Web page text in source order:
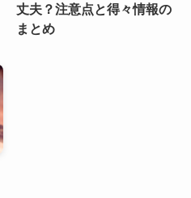
丈夫？注意点と得々情報の
まとめ